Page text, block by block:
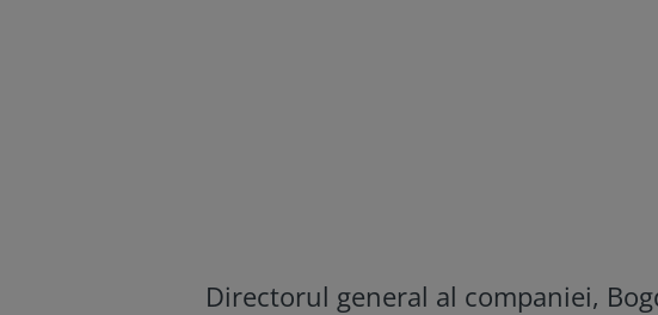
Directorul general al companiei,